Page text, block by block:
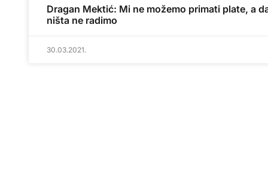
Dragan Mektić: Mi ne možemo primati plate, a
ništa ne radimo
30.03.2021.